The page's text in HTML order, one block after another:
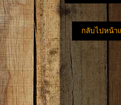
กลับไปหน้า